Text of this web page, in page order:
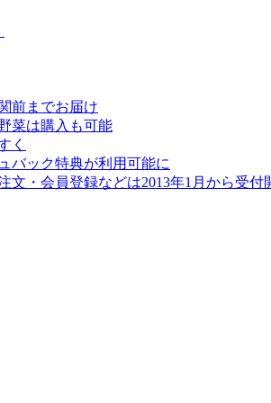
前までお届け
菜は購入も可能
く
バック特典が利用可能に
・会員登録などは2013年1月から受付